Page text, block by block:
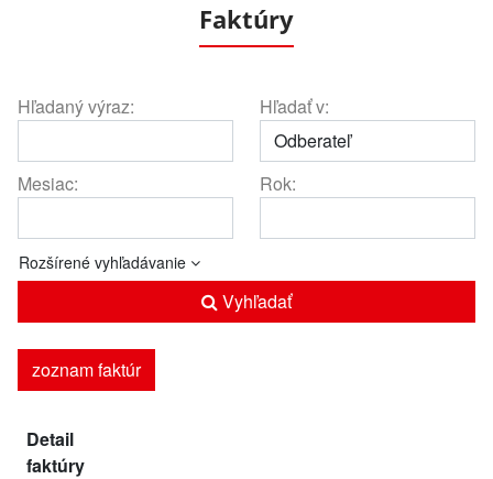
Faktúry
Hľadaný výraz: Hľadať v:
Mesiac: Rok:
Rozšírené vyhľadávanie
Vyhľadať
zoznam faktúr
Detail
faktúry